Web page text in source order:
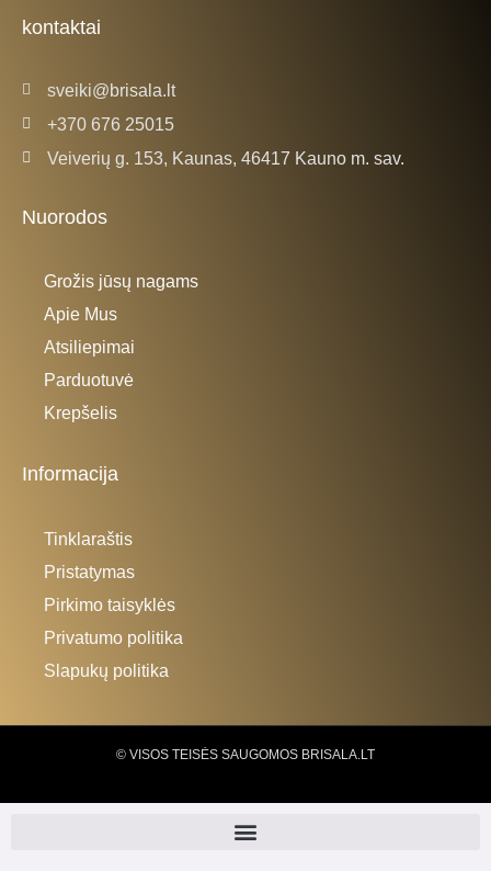
-
f
m
kontaktai
sveiki@brisala.lt
+370 676 25015
Veiverių g. 153, Kaunas, 46417 Kauno m. sav.
Nuorodos
Grožis jūsų nagams
Apie Mus
Atsiliepimai
Parduotuvė
Krepšelis
Informacija
Tinklaraštis
Pristatymas
Pirkimo taisyklės
Privatumo politika
Slapukų politika
© VISOS TEISĖS SAUGOMOS BRISALA.LT